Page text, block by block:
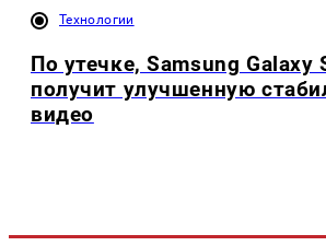
Технологии
По утечке, Samsung Galaxy
получит улучшенную
видео